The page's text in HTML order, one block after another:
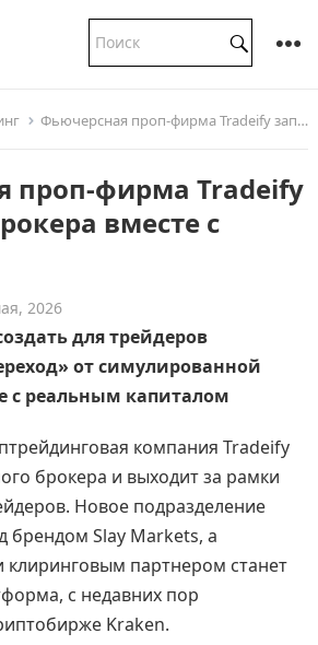
Фьючерсная проп-фирма Tradeify запускает брокера вместе с NinjaTrader
проп-фирма Tradeify
вместе с
2026
для трейдеров
от симулированной
с реальным капиталом
компания Tradeify
брокера и выходит за рамки
Новое подразделение
брендом Slay Markets, а
клиринговым партнером станет
с недавних пор
Kraken.